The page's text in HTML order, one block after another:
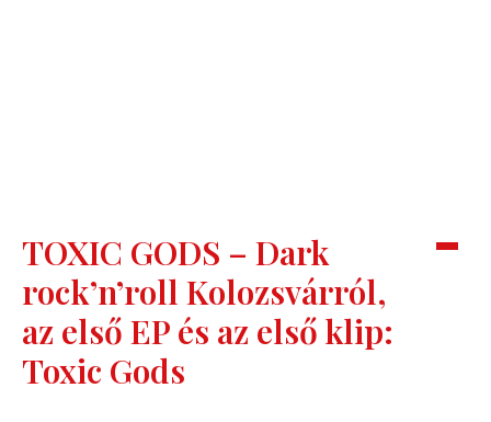
TOXIC GODS – Dark
rock’n’roll Kolozsvárról,
az első EP és az első klip:
Toxic Gods